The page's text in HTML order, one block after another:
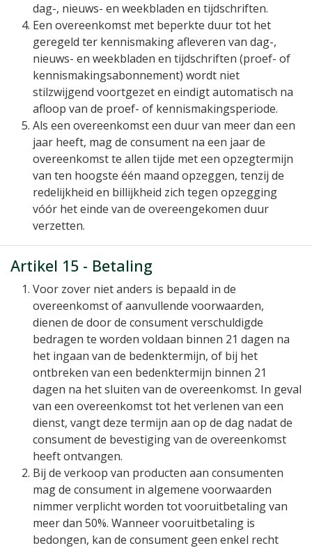
dag-, nieuws- en weekbladen en tijdschriften.
Een overeenkomst met beperkte duur tot het
geregeld ter kennismaking afleveren van dag-,
nieuws- en weekbladen en tijdschriften (proef- of
kennismakingsabonnement) wordt niet
stilzwijgend voortgezet en eindigt automatisch na
afloop van de proef- of kennismakingsperiode.
Als een overeenkomst een duur van meer dan een
jaar heeft, mag de consument na een jaar de
overeenkomst te allen tijde met een opzegtermijn
van ten hoogste één maand opzeggen, tenzij de
redelijkheid en billijkheid zich tegen opzegging
vóór het einde van de overeengekomen duur
verzetten.
Artikel 15 - Betaling
Voor zover niet anders is bepaald in de
overeenkomst of aanvullende voorwaarden,
dienen de door de consument verschuldigde
bedragen te worden voldaan binnen 21 dagen na
het ingaan van de bedenktermijn, of bij het
ontbreken van een bedenktermijn binnen 21
dagen na het sluiten van de overeenkomst. In geval
van een overeenkomst tot het verlenen van een
dienst, vangt deze termijn aan op de dag nadat de
consument de bevestiging van de overeenkomst
heeft ontvangen.
Bij de verkoop van producten aan consumenten
mag de consument in algemene voorwaarden
nimmer verplicht worden tot vooruitbetaling van
meer dan 50%. Wanneer vooruitbetaling is
bedongen, kan de consument geen enkel recht